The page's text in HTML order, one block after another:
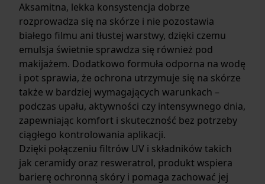
Aksamitna, lekka konsystencja dobrze
rozprowadza się na skórze i nie pozostawia
białego filmu ani tłustej warstwy, dzięki czemu
emulsja świetnie sprawdza się również pod
makijażem. Dodatkowo formuła odporna na wodę
i pot sprawia, że ochrona utrzymuje się na skórze
także w bardziej wymagających warunkach –
podczas upału, aktywności czy intensywnego dnia,
zapewniając komfort i skuteczność bez potrzeby
ciągłego kontrolowania aplikacji.
Dzięki połączeniu filtrów UV i składników takich
jak ceramidy oraz resweratrol, produkt wspiera
barierę ochronną skóry i pomaga zachować jej